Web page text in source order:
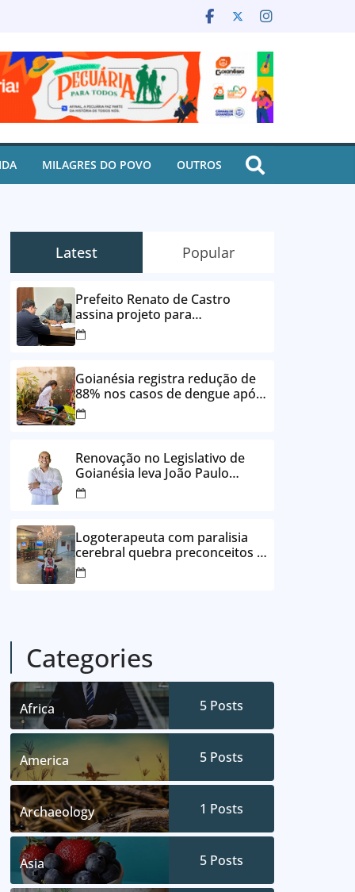
MILAGRES DO POVO OUTROS
Latest Popular
Prefeito Renato de Castro
assina projeto para
desbloqueio de contas e
parcelamento de dívidas em até
Goianésia registra redução de
88% nos casos de dengue após
ações de prevenção da
Prefeitura
Renovação no Legislativo de
Goianésia leva João Paulo
Batista à Câmara Municipal
Logoterapeuta com paralisia
cerebral quebra preconceitos e
ajuda pacientes a reencontrar
propósito em Goianésia
Categories
Africa 5 Posts
America 5 Posts
Archaeology 1 Posts
Asia 5 Posts